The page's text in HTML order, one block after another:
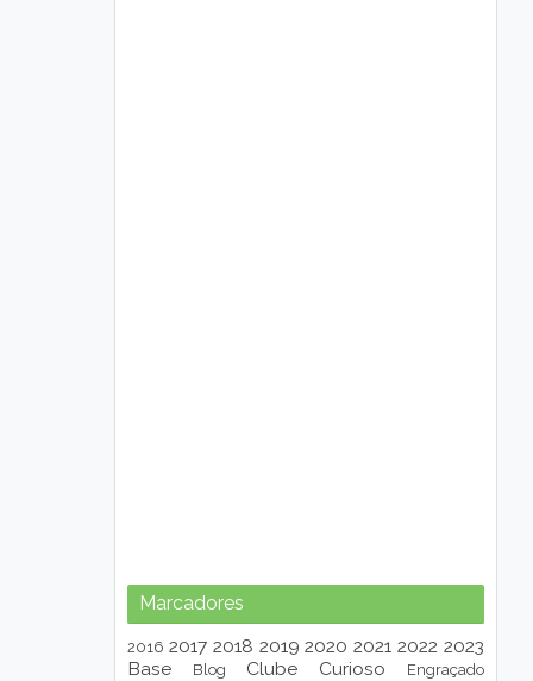
Marcadores
2016 2017 2018 2019 2020 2021 2022 2023
Base
Blog Clube Curioso
Engraçado